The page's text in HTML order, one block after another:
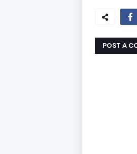
POST A